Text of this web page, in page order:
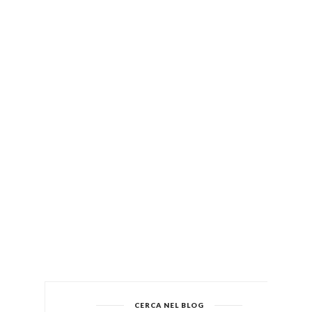
CERCA NEL BLOG